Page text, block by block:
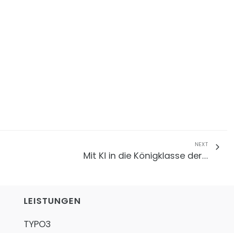
NEXT
Mit KI in die Königklasse der…
LEISTUNGEN
TYPO3